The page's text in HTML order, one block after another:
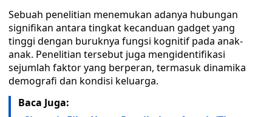
Sebuah penelitian menemukan adanya hubungan
signifikan antara tingkat kecanduan gadget yang
tinggi dengan buruknya fungsi kognitif pada anak-
anak. Penelitian tersebut juga mengidentifikasi
sejumlah faktor yang berperan, termasuk dinamika
demografi dan kondisi keluarga.
Baca Juga: